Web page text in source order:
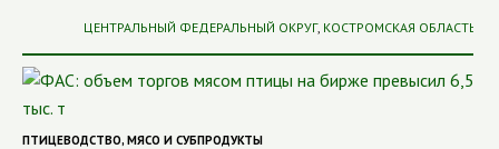
ЦЕНТРАЛЬНЫЙ ФЕДЕРАЛЬНЫЙ ОКРУГ, КОСТРОМСКАЯ ОБЛАСТЬ
ПТИЦЕВОДСТВО, МЯСО И СУБПРОДУКТЫ